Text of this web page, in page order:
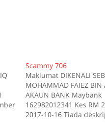
Scammy 706
Maklumat DIKENALI
MOHAMMAD FAIEZ BIN
AKAUN BANK Maybank
162982012341 Kes RM
2017-10-16 Tiada